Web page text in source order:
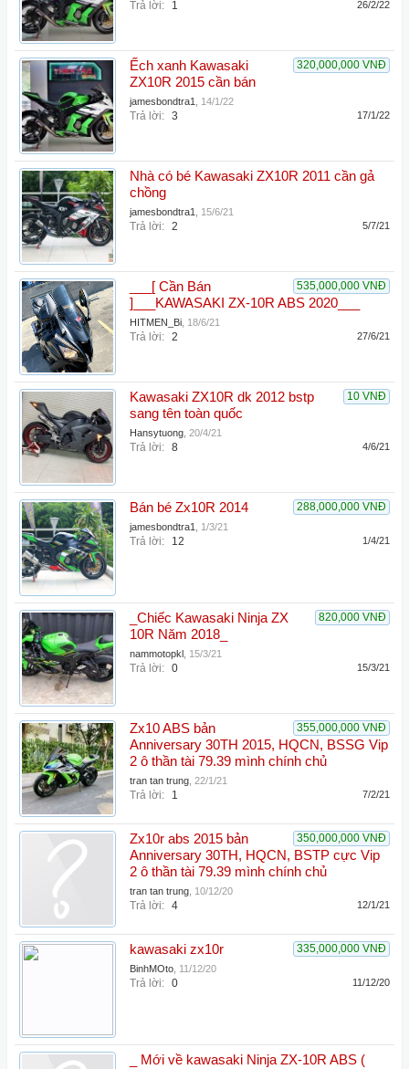
Trả lời: 1 26/2/22
320,000,000 VNĐ
Ếch xanh Kawasaki
ZX10R 2015 cần bán
jamesbondtra1 14/1/22
Trả lời: 3 17/1/22
Nhà có bé Kawasaki ZX10R 2011 cần gả
chồng
jamesbondtra1 15/6/21
Trả lời: 2 5/7/21
535,000,000 VNĐ
___[ Cần Bán
]___KAWASAKI ZX-10R ABS 2020___
HITMEN_Bi 18/6/21
Trả lời: 2 27/6/21
10 VNĐ
Kawasaki ZX10R dk 2012 bstp
sang tên toàn quốc
Hansytuong 20/4/21
Trả lời: 8 4/6/21
288,000,000 VNĐ
Bán bé Zx10R 2014
jamesbondtra1 1/3/21
Trả lời: 12 1/4/21
820,000 VNĐ
_Chiếc Kawasaki Ninja ZX
10R Năm 2018_
nammotopkl 15/3/21
Trả lời: 0 15/3/21
355,000,000 VNĐ
Zx10 ABS bản
Anniversary 30TH 2015, HQCN, BSSG Vip
2 ô thần tài 79.39 mình chính chủ
tran tan trung 22/1/21
Trả lời: 1 7/2/21
350,000,000 VNĐ
Zx10r abs 2015 bản
Anniversary 30TH, HQCN, BSTP cực Vip
2 ô thần tài 79.39 mình chính chủ
tran tan trung 10/12/20
Trả lời: 4 12/1/21
335,000,000 VNĐ
kawasaki zx10r
BinhMOto 11/12/20
Trả lời: 0 11/12/20
_ Mới về kawasaki Ninja ZX-10R ABS (